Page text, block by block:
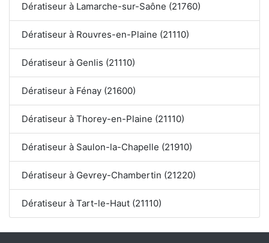
Dératiseur à Lamarche-sur-Saône (21760)
Dératiseur à Rouvres-en-Plaine (21110)
Dératiseur à Genlis (21110)
Dératiseur à Fénay (21600)
Dératiseur à Thorey-en-Plaine (21110)
Dératiseur à Saulon-la-Chapelle (21910)
Dératiseur à Gevrey-Chambertin (21220)
Dératiseur à Tart-le-Haut (21110)